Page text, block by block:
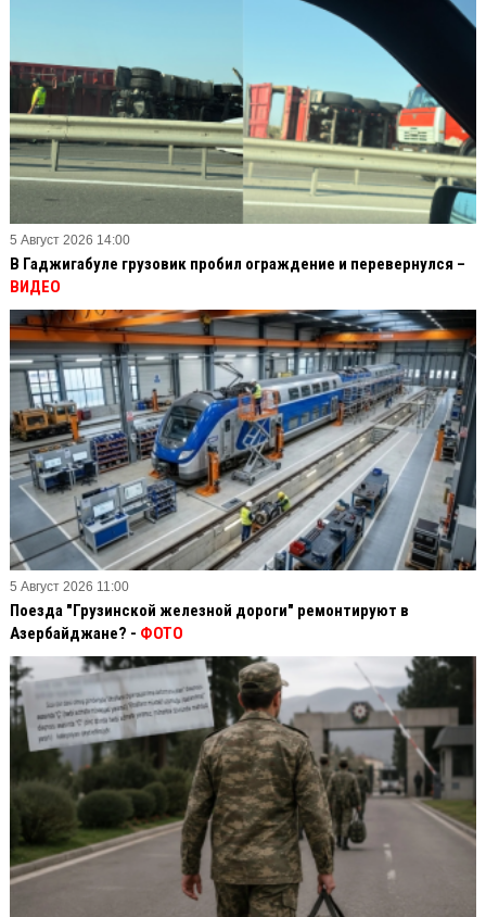
5 Август 2026 14:00
В Гаджигабуле грузовик пробил ограждение и перевернулся –
ВИДЕО
5 Август 2026 11:00
Поезда "Грузинской железной дороги" ремонтируют в
Азербайджане? - ФОТО